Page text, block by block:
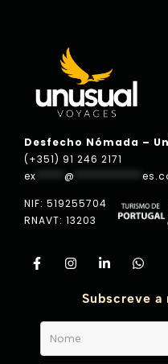
Desfecho Nómada –
(+351) 91 246 2171
ex
@
NIF: 519255704
RNAVT: 13203
Subscreve